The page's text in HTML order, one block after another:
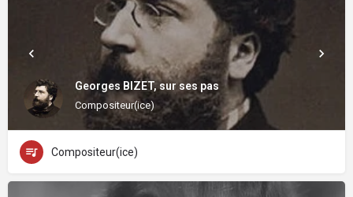
Georges BIZET, sur ses pas
Compositeur(ice)
Compositeur(ice)